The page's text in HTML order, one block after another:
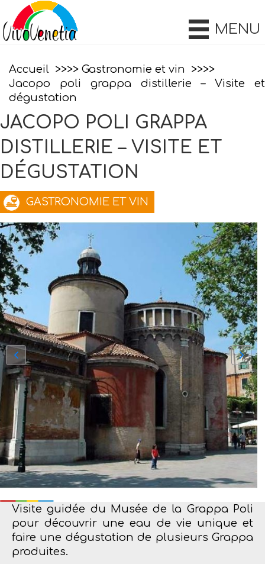
MENU
Accueil
Gastronomie et vin
Jacopo poli grappa distillerie – Visite et
dégustation
JACOPO POLI GRAPPA
DISTILLERIE – VISITE ET
DÉGUSTATION
GASTRONOMIE ET VIN
Visite guidée du Musée de la Grappa Poli
pour découvrir une eau de vie unique et
faire une dégustation de plusieurs Grappa
produites.